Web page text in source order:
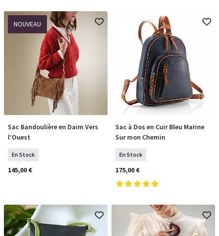
NOUVEAU
COMMANDER
Sac Bandoulière en Daim Vers
l’Ouest
En Stock
145,00 €
COMMANDER
Sac à Dos en Cuir Bleu Marine
Sur mon Chemin
En Stock
175,00 €